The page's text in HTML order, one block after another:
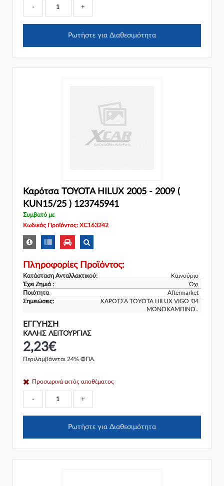
- +
Ρωτήστε για Διαθεσιμότητα
Καρότσα TOYOTA HILUX 2005 - 2009 (
KUN15/25 ) 123745941
Συμβατό με
Κωδικός Προϊόντος: XC163242
Πληροφορίες Προϊόντος:
Κατάσταση Ανταλλακτικού:
Καινούριο
Έχει Ζημιά :
Όχι
Ποιότητα
Aftermarket
Σημειώσεις:
ΚΑΡΟΤΣΑ TOYOTA HILUX VIGO '04
ΜΟΝΟΚΑΜΠΙΝΟ..
ΕΓΓΎΗΣΗ
ΚΑΛΗΣ ΛΕΙΤΟΥΡΓΙΑΣ
2,23€
Περιλαμβάνεται 24% ΦΠΑ.
Προσωρινά εκτός αποθέματος
- +
Ρωτήστε για Διαθεσιμότητα